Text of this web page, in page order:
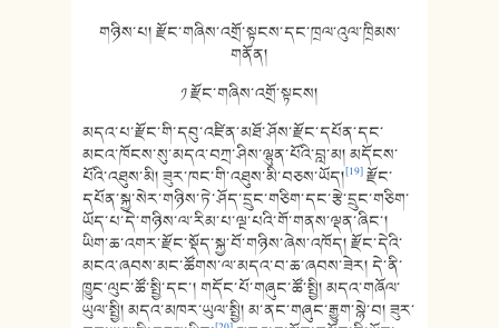
གཉིས་པ། རྫོང་གཞིས་འགྲོ་སྟངས་དང་ཁྲལ་འུལ་ཁྲིམས་
གནོན།
༡ རྫོང་གཞིས་འགྲོ་སྟངས།
མདའ་པ་རྫོང་གི་དབུ་འཛིན་མཐོ་ཤོས་རྫོང་དཔོན་དང་
མངའ་ཁོངས་སུ་མདའ་བཀྲ་ཤིས་ལྷུན་པོའི་བླ་མ། མདོངས་
པོའི་འཐུས་མི། ཟུར་ཁང་གི་འཐུས་མི་བཅས་ཡོད།[19]རྫོང་
དཔོན་སྐྱ་སེར་གཉིས་ཏེ་ཤོད་དྲུང་གཅིག་དང་རྩེ་དྲུང་གཅིག་
ཡོད་པ་དེ་གཉིས་ལ་རིམ་པ་ལྔ་པའི་གོ་གནས་ལྡན་ཞིང་།
ཡིག་ཆ་འགར་རྫོང་སྡོད་སྐྱ་བོ་གཉིས་ཞེས་འཁོད། རྫོང་དེའི་
མངའ་ཞབས་མང་ཚོགས་ལ་མདའ་བ་ཆ་ཞབས་ཟེར། དེ་ནི་
ཁྱུང་ལུང་ཚོ་སྤྱི་དང་། གདོང་པོ་གཞུང་ཚོ་སྤྱི། མདའ་གཞོལ་
ཡུལ་སྤྱི། མདའ་མཁར་ཡུལ་སྤྱི། མ་ནང་གཞུང་རྒྱུག་སྙེ་བ། ཟུར་